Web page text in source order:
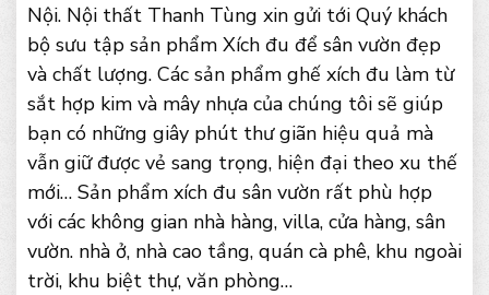
Nội. Nội thất Thanh Tùng xin gửi tới Quý khách
bộ sưu tập sản phẩm Xích đu để sân vườn đẹp
và chất lượng. Các sản phẩm ghế xích đu làm từ
sắt hợp kim và mây nhựa của chúng tôi sẽ giúp
bạn có những giây phút thư giãn hiệu quả mà
vẫn giữ được vẻ sang trọng, hiện đại theo xu thế
mới… Sản phẩm xích đu sân vườn rất phù hợp
với các không gian nhà hàng, villa, cửa hàng, sân
vườn. nhà ở, nhà cao tầng, quán cà phê, khu ngoài
trời, khu biệt thự, văn phòng…